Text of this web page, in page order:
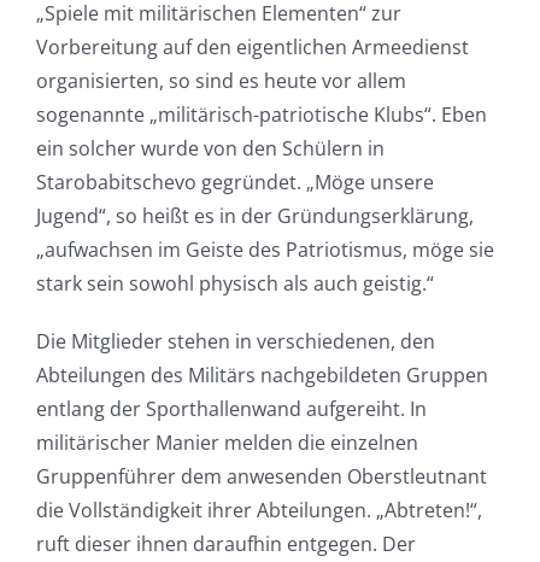
„Spiele mit militärischen Elementen“ zur
Vorbereitung auf den eigentlichen Armeedienst
organisierten, so sind es heute vor allem
sogenannte „militärisch-patriotische Klubs“. Eben
ein solcher wurde von den Schülern in
Starobabitschevo gegründet. „Möge unsere
Jugend“, so heißt es in der Gründungserklärung,
„aufwachsen im Geiste des Patriotismus, möge sie
stark sein sowohl physisch als auch geistig.“
Die Mitglieder stehen in verschiedenen, den
Abteilungen des Militärs nachgebildeten Gruppen
entlang der Sporthallenwand aufgereiht. In
militärischer Manier melden die einzelnen
Gruppenführer dem anwesenden Oberstleutnant
die Vollständigkeit ihrer Abteilungen. „Abtreten!“,
ruft dieser ihnen daraufhin entgegen. Der